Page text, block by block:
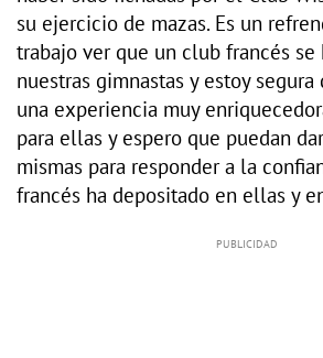
su ejercicio de mazas. Es un
trabajo ver que un club francés se
nuestras gimnastas y estoy segura
una experiencia muy
para ellas y espero que puedan
mismas para responder a la
francés ha depositado en ellas y